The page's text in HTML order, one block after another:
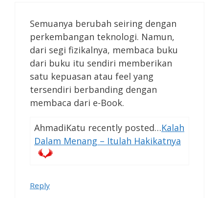
Semuanya berubah seiring dengan
perkembangan teknologi. Namun,
dari segi fizikalnya, membaca buku
dari buku itu sendiri memberikan
satu kepuasan atau feel yang
tersendiri berbanding dengan
membaca dari e-Book.
AhmadiKatu recently posted…Kalah
Dalam Menang – Itulah Hakikatnya
Reply